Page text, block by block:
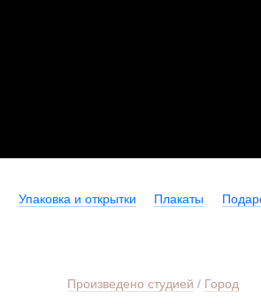
Упаковка и открытки Плакаты
Произведено студией / Город